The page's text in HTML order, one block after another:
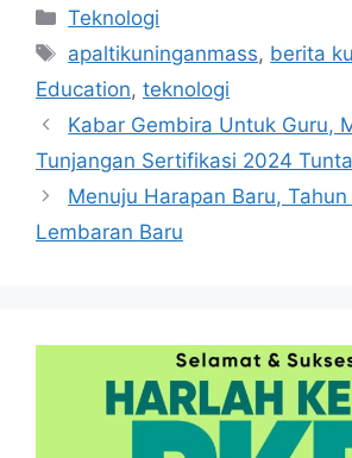
Kategori
Teknologi
Tag
apaltikuninganmass, berita
Education, teknologi
Kabar Gembira Untuk Guru,
Tunjangan Sertifikasi 2024
Menuju Harapan Baru, Tahun
Lembaran Baru